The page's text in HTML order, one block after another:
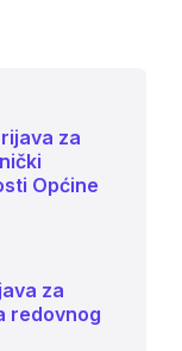
za
Općine
za
redovnog